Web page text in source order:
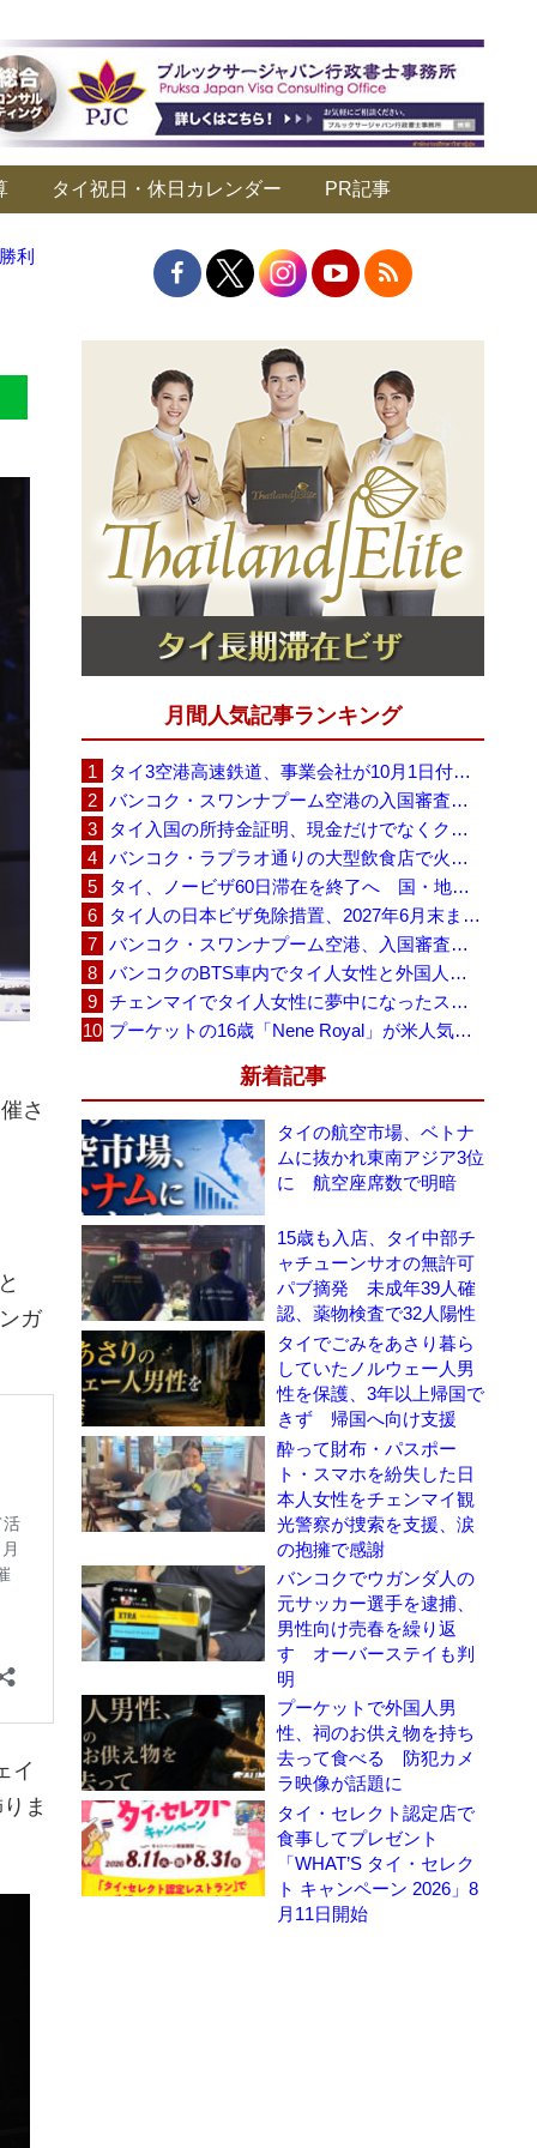
タイ祝日・休日カレンダー PR記事
利
さ
ガ
イ
ま
月間人気記事ランキング
タイ3空港高速鉄道、事業会社が10月1日付の契約終了を通知 「現時点での撤退決定ではない」
バンコク・スワンナプーム空港の入国審査に長蛇の列、SNSで「3～4時間待ち」との投稿が拡散
タイ入国の所持金証明、現金だけでなくクレジットカードや銀行明細も提示可能
バンコク・ラプラオ通りの大型飲食店で火災、27人死亡・多数負傷
タイ、ノービザ60日滞在を終了へ 国・地域別に30日・15日へ再編
タイ人の日本ビザ免除措置、2027年6月末まで延長 不安広がる中でひとまず安堵
バンコク・スワンナプーム空港、入国審査で2～3時間待ちの時間帯も 審査厳格化と人員不足が影響か
バンコクのBTS車内でタイ人女性と外国人学生グループが口論、騒音めぐる動画が拡散
チェンマイでタイ人女性に夢中になったスウェーデン人男性、全財産を失い捨てられる
プーケットの16歳「Nene Royal」が米人気番組で圧巻の演奏、審査員4人全員が「Yes」
新着記事
タイの航空市場、ベトナ
ムに抜かれ東南アジア3位
に 航空座席数で明暗
15歳も入店、タイ中部チ
ャチューンサオの無許可
パブ摘発 未成年39人確
認、薬物検査で32人陽性
タイでごみをあさり暮ら
していたノルウェー人男
性を保護、3年以上帰国で
きず 帰国へ向け支援
酔って財布・パスポー
ト・スマホを紛失した日
本人女性をチェンマイ観
光警察が捜索を支援、涙
の抱擁で感謝
バンコクでウガンダ人の
元サッカー選手を逮捕、
男性向け売春を繰り返
す オーバーステイも判
明
プーケットで外国人男
性、祠のお供え物を持ち
去って食べる 防犯カメ
ラ映像が話題に
タイ・セレクト認定店で
食事してプレゼント
「WHAT’S タイ・セレク
ト キャンペーン 2026」8
月11日開始